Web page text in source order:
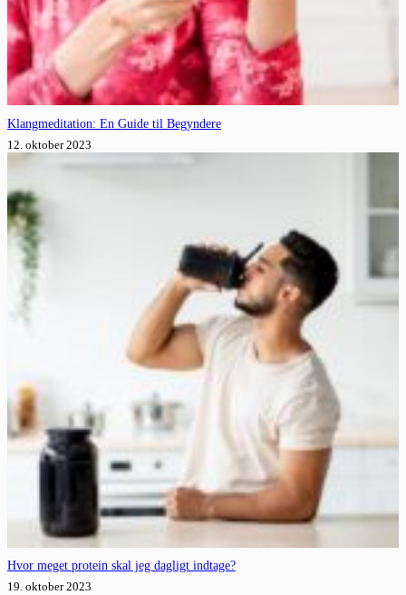
Klangmeditation: En Guide til Begyndere
12. oktober 2023
Hvor meget protein skal jeg dagligt indtage?
19. oktober 2023